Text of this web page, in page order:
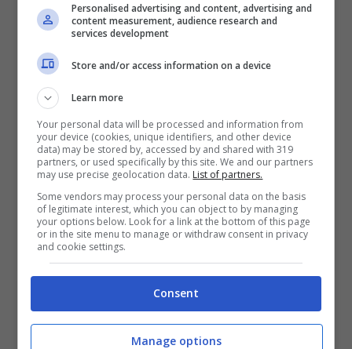
Fino a 2050€ bonus scommesse e sport
Bonus Scommesse + 100% fino a 2000€ in Bonus
Sport
2050€
VERIFICA
SNAI
Personalised advertising and content, advertising and
content measurement, audience research and
services development
Store and/or access information on a device
Learn more
Your personal data will be processed and information from
your device (cookies, unique identifiers, and other device
data) may be stored by, accessed by and shared with 319
partners, or used specifically by this site. We and our partners
may use precise geolocation data. List of partners.
Some vendors may process your personal data on the basis
of legitimate interest, which you can object to by managing
your options below. Look for a link at the bottom of this page
or in the site menu to manage or withdraw consent in privacy
and cookie settings.
Consent
Manage options